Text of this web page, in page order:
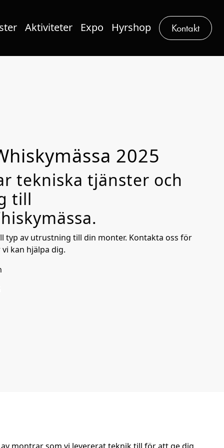
Aktiviteter Expo Hyrshop Kontakt
2025
tekniska tjänster och
till
typ av utrustning till din monter. Kontakta oss för
kan hjälpa dig.